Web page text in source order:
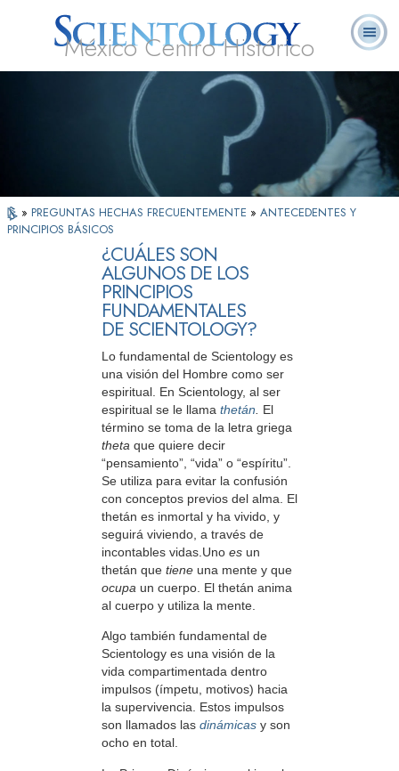
México Centro Histórico
¿Qué es
Scientology?
Ministros
Voluntarios
Preguntas
Frecuentes
» PREGUNTAS HECHAS FRECUENTEMENTE » ANTECEDENTES Y
PRINCIPIOS BÁSICOS
¿CUÁLES SON
ALGUNOS DE LOS
PRINCIPIOS
FUNDAMENTALES
DE SCIENTOLOGY?
Lo fundamental de Scientology es
una visión del Hombre como ser
espiritual. En Scientology, al ser
espiritual se le llama thetán
El
término se toma de la letra griega
theta que quiere decir
“pensamiento”, “vida” o “espíritu”.
Se utiliza para evitar la confusión
con conceptos previos del alma. El
thetán es inmortal y ha vivido, y
seguirá viviendo, a través de
incontables vidas.Uno es un
thetán que tiene una mente y que
ocupa un cuerpo. El thetán anima
al cuerpo y utiliza la mente.
Algo también fundamental de
Scientology es una visión de la
vida compartimentada dentro
impulsos (ímpetu, motivos) hacia
la supervivencia. Estos impulsos
son llamados las dinámicas y son
ocho en total.